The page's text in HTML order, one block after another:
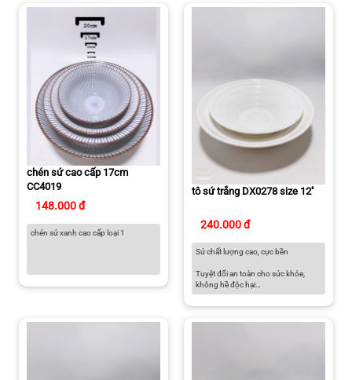
chén sứ cao cấp 17cm
CC4019
148.000 đ
chén sứ xanh cao cấp loại 1
tô sứ trắng DX0278 size 12''
240.000 đ
Sứ chất lượng cao, cực bền
Tuyệt đối an toàn cho sức khỏe,
không hề độc hại
Có thể sử dụng trong lò vi sóng, lò